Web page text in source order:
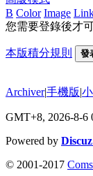
B Color Image
您需要登錄後才
本版積分規則 發
Archiver|手機版|
GMT+8, 2026-8-6
Powered by
© 2001-2017